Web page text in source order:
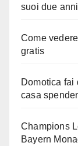
suoi due anni
Come
gratis
Domotica fai
casa
Champions
Bayern